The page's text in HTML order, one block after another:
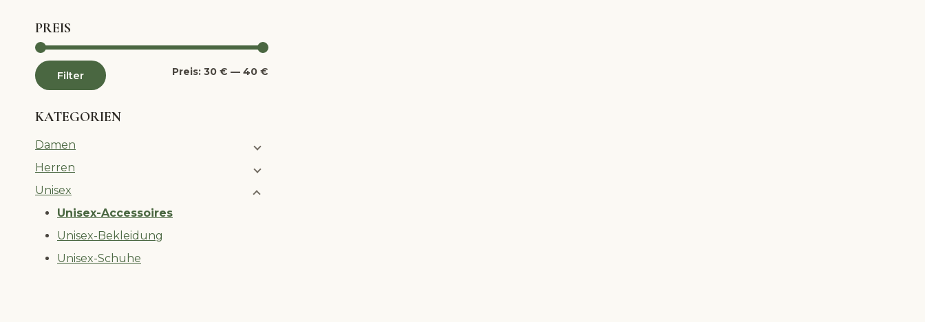
PREIS
Min.
Max.
Filter Preis: 30 € — 40 €
KATEGORIEN
Damen
Herren
Unisex
Unisex-Accessoires
Unisex-Bekleidung
Unisex-Schuhe